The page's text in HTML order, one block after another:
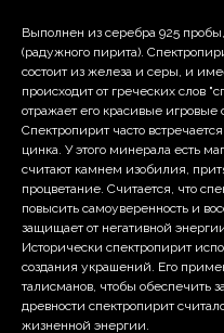
Выполнен из серебра 925
(радужного пирита).
состоит из железа и серы, и
происходит от греческих слов
отражает его красивые игровые
Спектропирит часто
цинка. У этого минерала есть
считают камнем изобилия,
процветание. Считается, что
повысить самоуверенность и
защищает от негативной
Исторически спектропирит
создания украшений. Его
талисманов, чтобы обеспечить
древности спектропирит
жизненной энергии.